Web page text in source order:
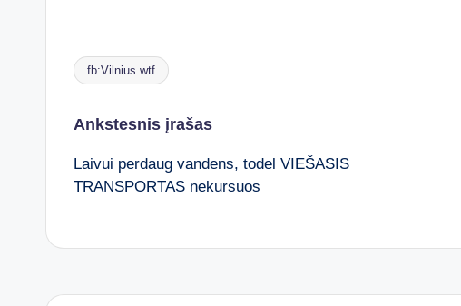
Tags:
fb:Vilnius.wtf
Post
navigation
Ankstesnis įrašas
Laivui perdaug vandens, todel VIEŠASIS
TRANSPORTAS nekursuos